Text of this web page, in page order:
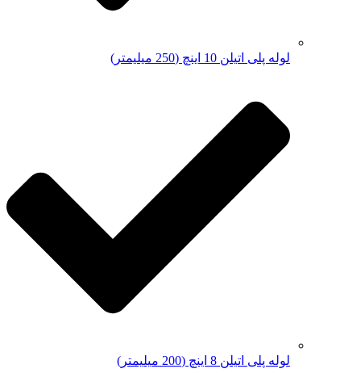
لوله پلی اتیلن 10 اینچ (250 میلیمتر)
لوله پلی اتیلن 8 اینچ (200 میلیمتر)